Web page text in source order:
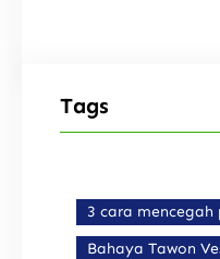
Tags
3 cara
Bahaya Tawon